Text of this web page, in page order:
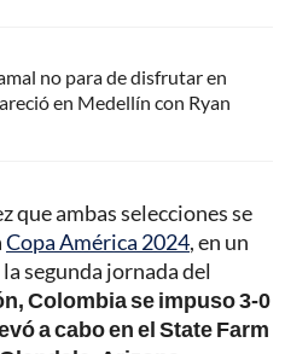
no para de disfrutar en
en Medellín con Ryan
que ambas selecciones se
Copa América 2024, en un
segunda jornada del
Colombia se impuso 3-0
a cabo en el State Farm